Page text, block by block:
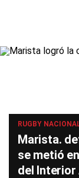
RUGBY
Marista.
se metió
del Interior